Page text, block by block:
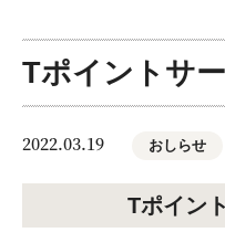
Tポイントサ
2022.03.19 おしらせ
Tポイン